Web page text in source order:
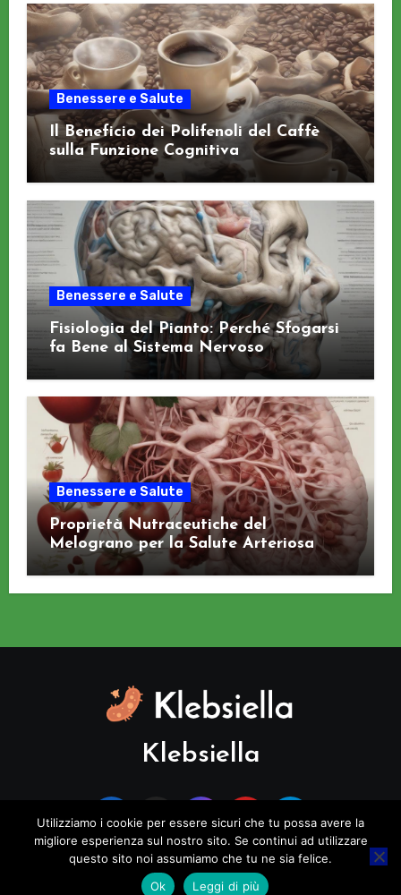
Benessere e Salute
Il Beneficio dei Polifenoli del Caffè
sulla Funzione Cognitiva
Benessere e Salute
Fisiologia del Pianto: Perché Sfogarsi
fa Bene al Sistema Nervoso
Benessere e Salute
Proprietà Nutraceutiche del
Melograno per la Salute Arteriosa
Klebsiella
Copyright © All rights reserved |Blogus
Utilizziamo i cookie per essere sicuri che tu possa avere la
migliore esperienza sul nostro sito. Se continui ad utilizzare
questo sito noi assumiamo che tu ne sia felice.
Ok
Leggi di più